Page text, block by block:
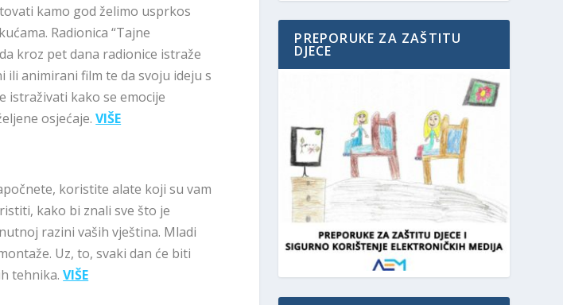
kamo god želimo usprkos
Radionica “Tajne
kroz pet dana radionice istraže
animirani film te da svoju ideju s
istraživati kako se emocije
osjećaje.VIŠE
koristite alate koji su vam
kako bi znali sve što je
razini vaših vještina. Mladi
Uz, to, svaki dan će biti
tehnika.VIŠE
PREPORUKE ZA ZAŠTITU
DJECE